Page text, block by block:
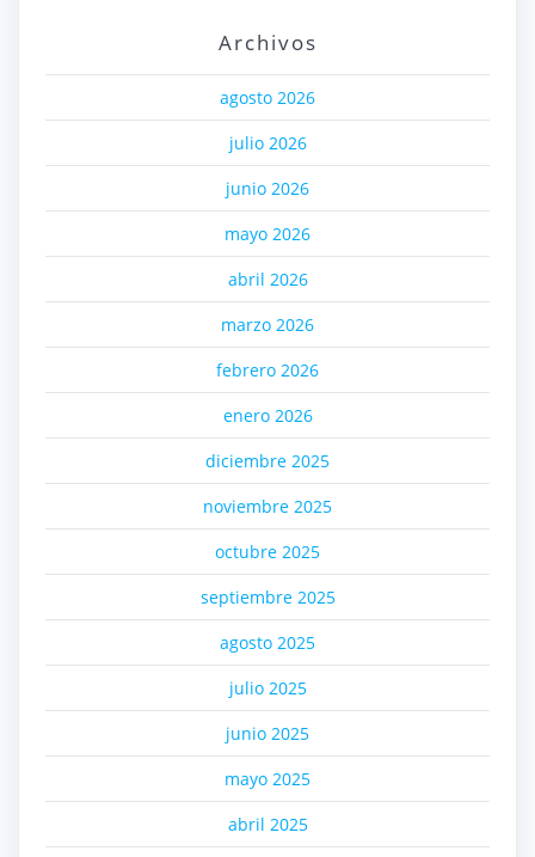
Archivos
agosto 2026
julio 2026
junio 2026
mayo 2026
abril 2026
marzo 2026
febrero 2026
enero 2026
diciembre 2025
noviembre 2025
octubre 2025
septiembre 2025
agosto 2025
julio 2025
junio 2025
mayo 2025
abril 2025